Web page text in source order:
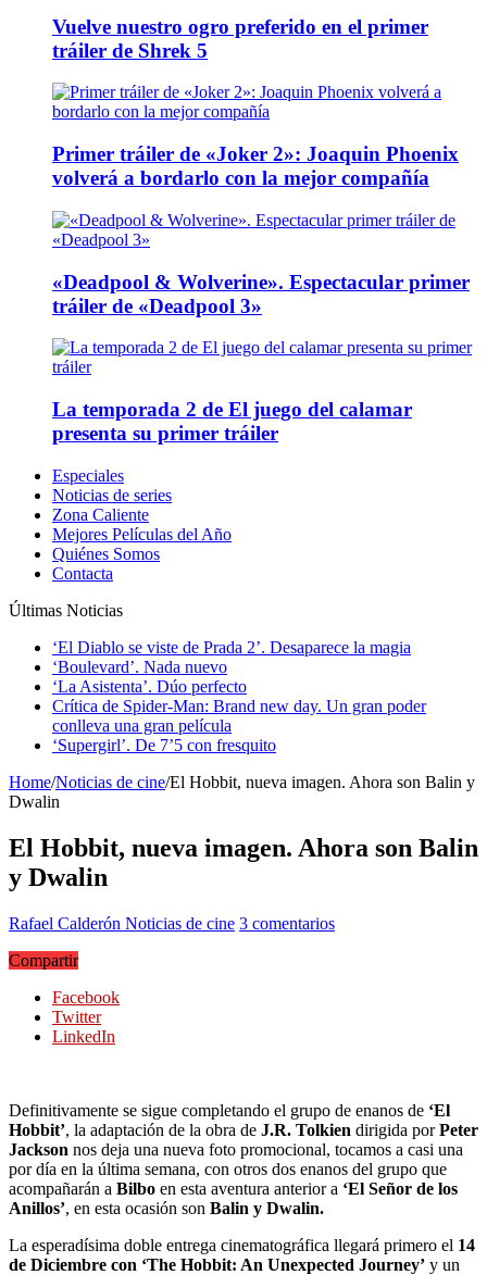
Vuelve nuestro ogro preferido en el primer
tráiler de Shrek 5
Primer tráiler de «Joker 2»: Joaquin Phoenix
volverá a bordarlo con la mejor compañía
«Deadpool & Wolverine». Espectacular primer
tráiler de «Deadpool 3»
La temporada 2 de El juego del calamar
presenta su primer tráiler
Especiales
Noticias de series
Zona Caliente
Mejores Películas del Año
Quiénes Somos
Contacta
Últimas Noticias
‘El Diablo se viste de Prada 2’. Desaparece la magia
‘Boulevard’. Nada nuevo
‘La Asistenta’. Dúo perfecto
Crítica de Spider-Man: Brand new day. Un gran poder
conlleva una gran película
‘Supergirl’. De 7’5 con fresquito
Home/Noticias de cine/El Hobbit, nueva imagen. Ahora son Balin y
Dwalin
El Hobbit, nueva imagen. Ahora son Balin
y Dwalin
Rafael Calderón Noticias de cine 3 comentarios
Compartir
Facebook
Twitter
LinkedIn
Definitivamente se sigue completando el grupo de enanos de ‘El
Hobbit’, la adaptación de la obra de J.R. Tolkien dirigida porPeter
Jackson nos deja una nueva foto promocional, tocamos a casi una
por día en la última semana, con otros dos enanos del grupo que
acompañarán a Bilbo en esta aventura anterior a ‘El Señor de los
Anillos’, en esta ocasión son Balin y Dwalin.
La esperadísima doble entrega cinematográfica llegará primero el 14
de Diciembre con ‘The Hobbit: An Unexpected Journey’ y un